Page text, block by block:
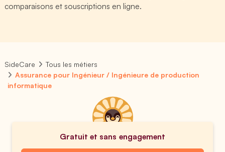
comparaisons et souscriptions en ligne.
SideCare
Tous les métiers
Assurance pour Ingénieur / Ingénieure de production
informatique
Gratuit et sans engagement